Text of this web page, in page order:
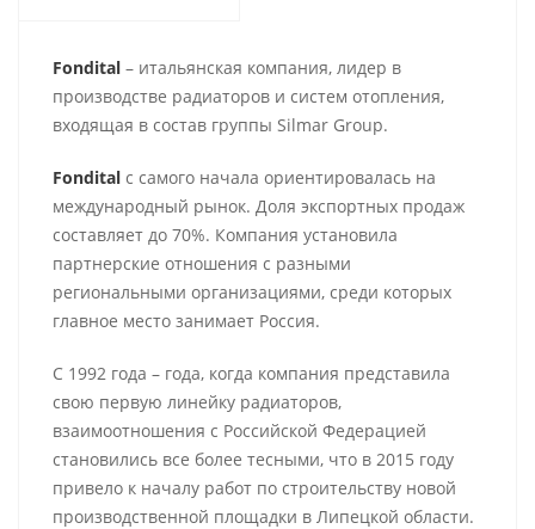
Fondital – итальянская компания, лидер в
производстве радиаторов и систем отопления,
входящая в состав группы Silmar Group.
Fondital с самого начала ориентировалась на
международный рынок. Доля экспортных продаж
составляет до 70%. Компания установила
партнерские отношения с разными
региональными организациями, среди которых
главное место занимает Россия.
С 1992 года – года, когда компания представила
свою первую линейку радиаторов,
взаимоотношения с Российской Федерацией
становились все более тесными, что в 2015 году
привело к началу работ по строительству новой
производственной площадки в Липецкой области.